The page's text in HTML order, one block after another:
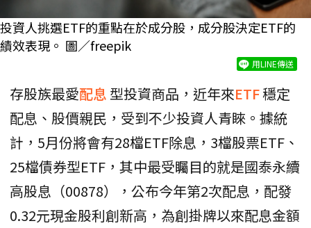
投資人挑選ETF的重點在於成分股，成分股決定ETF的
績效表現。 圖／freepik
用LINE傳送
存股族最愛配息 型投資商品，近年來ETF穩定
配息、股價親民，受到不少投資人青睞。據統
計，5月份將會有28檔ETF除息，3檔股票ETF、
25檔債券型ETF，其中最受矚目的就是國泰永續
高股息（00878），公布今年第2次配息，配發
0.32元現金股利創新高，為創掛牌以來配息金額